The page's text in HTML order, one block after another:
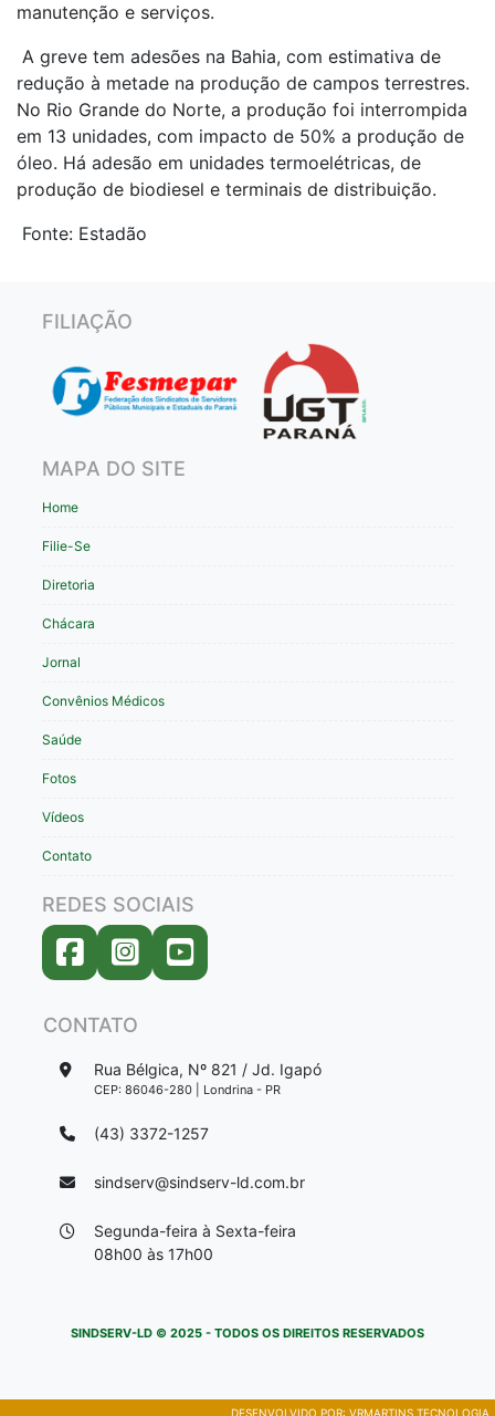
manutenção e serviços.
A greve tem adesões na Bahia, com estimativa de
redução à metade na produção de campos terrestres.
No Rio Grande do Norte, a produção foi interrompida
em 13 unidades, com impacto de 50% a produção de
óleo. Há adesão em unidades termoelétricas, de
produção de biodiesel e terminais de distribuição.
Fonte: Estadão
FILIAÇÃO
MAPA DO SITE
Home
Filie-Se
Diretoria
Chácara
Jornal
Convênios Médicos
Saúde
Fotos
Vídeos
Contato
REDES SOCIAIS
CONTATO
Rua Bélgica, Nº 821 / Jd. Igapó
CEP: 86046-280 | Londrina - PR
(43) 3372-1257
sindserv@sindserv-ld.com.br
Segunda-feira à Sexta-feira
08h00 às 17h00
SINDSERV-LD © 2025 - TODOS OS DIREITOS RESERVADOS
DESENVOLVIDO POR: VRMARTINS TECNOLOGIA